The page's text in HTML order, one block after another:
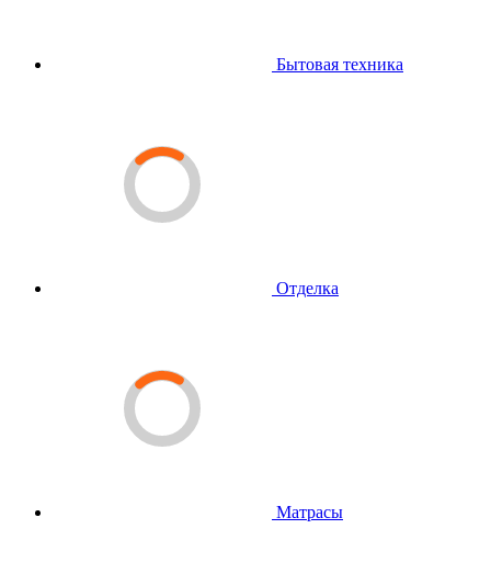
Бытовая техника
Отделка
Матрасы